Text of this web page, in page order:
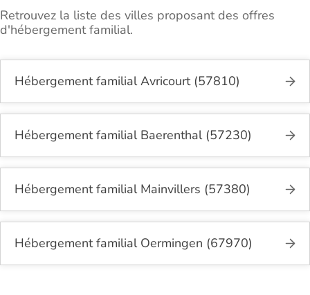
Retrouvez la liste des villes proposant des offres
d'hébergement familial.
Hébergement familial Avricourt (57810)
Hébergement familial Baerenthal (57230)
Hébergement familial Mainvillers (57380)
Hébergement familial Oermingen (67970)